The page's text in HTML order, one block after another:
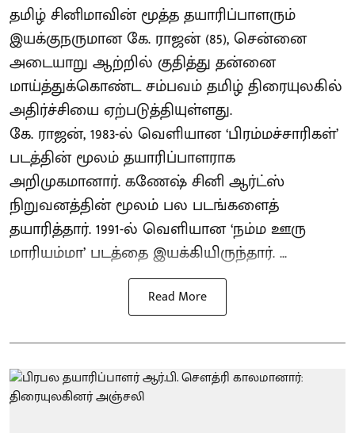
தமிழ் சினிமாவின் மூத்த தயாரிப்பாளரும்
இயக்குநருமான கே. ராஜன் (85), சென்னை
அடையாறு ஆற்றில் குதித்து தன்னை
மாய்த்துக்கொண்ட சம்பவம் தமிழ் திரையுலகில்
அதிர்ச்சியை ஏற்படுத்தியுள்ளது.
கே. ராஜன், 1983-ல் வெளியான ‘பிரம்மச்சாரிகள்’
படத்தின் மூலம் தயாரிப்பாளராக
அறிமுகமானார். கணேஷ் சினி ஆர்ட்ஸ்
நிறுவனத்தின் மூலம் பல படங்களைத்
தயாரித்தார். 1991-ல் வெளியான ‘நம்ம ஊரு
மாரியம்மா’ படத்தை இயக்கியிருந்தார். ...
Read More